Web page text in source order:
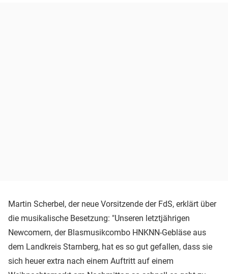
Martin Scherbel, der neue Vorsitzende der FdS, erklärt über
die musikalische Besetzung: "Unseren letztjährigen
Newcomern, der Blasmusikcombo HNKNN-Gebläse aus
dem Landkreis Starnberg, hat es so gut gefallen, dass sie
sich heuer extra nach einem Auftritt auf einem